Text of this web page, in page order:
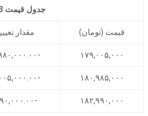
جدول قیمت 3 روز اخیر سکه امامی
قیمت (تومان) مقدار تغییر
۱۷۹,۰۰۵,۰۰۰ -۱,۹۸۰,۰۰۰.۰۰
۱۸۰,۹۸۵,۰۰۰ -۲,۰۰۵,۰۰۰.۰۰
۱۸۲,۹۹۰,۰۰۰ -۹۹۰,۰۰۰.۰۰